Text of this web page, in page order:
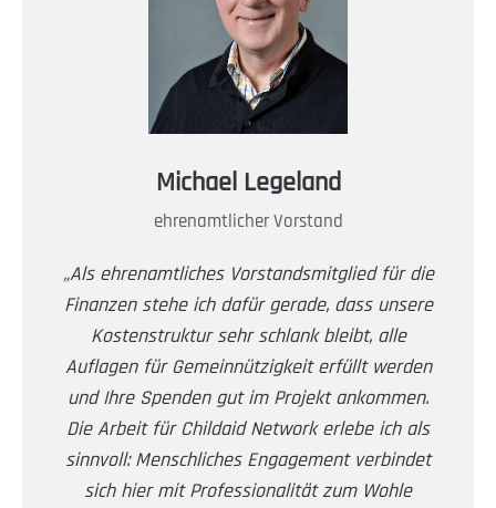
Michael Legeland
ehrenamtlicher Vorstand
„Als ehrenamtliches Vorstandsmitglied für die
Finanzen stehe ich dafür gerade, dass unsere
Kostenstruktur sehr schlank bleibt, alle
Auflagen für Gemeinnützigkeit erfüllt werden
und Ihre Spenden gut im Projekt ankommen.
Die Arbeit für Childaid Network erlebe ich als
sinnvoll: Menschliches Engagement verbindet
sich hier mit Professionalität zum Wohle